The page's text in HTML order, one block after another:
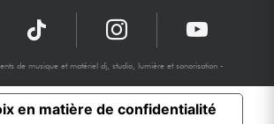
de musique et matériel dj, studio, lumière et sonorisation -
en matière de confidentialité